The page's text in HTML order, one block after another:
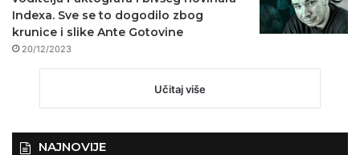
Indexa. Sve se to dogodilo zbog
krunice i slike Ante Gotovine
20/12/2023
Učitaj više
NAJNOVIJE